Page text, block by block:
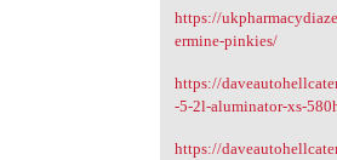
https://
ermine-pinkies/
https://
-5-2l-aluminator-xs-
https://